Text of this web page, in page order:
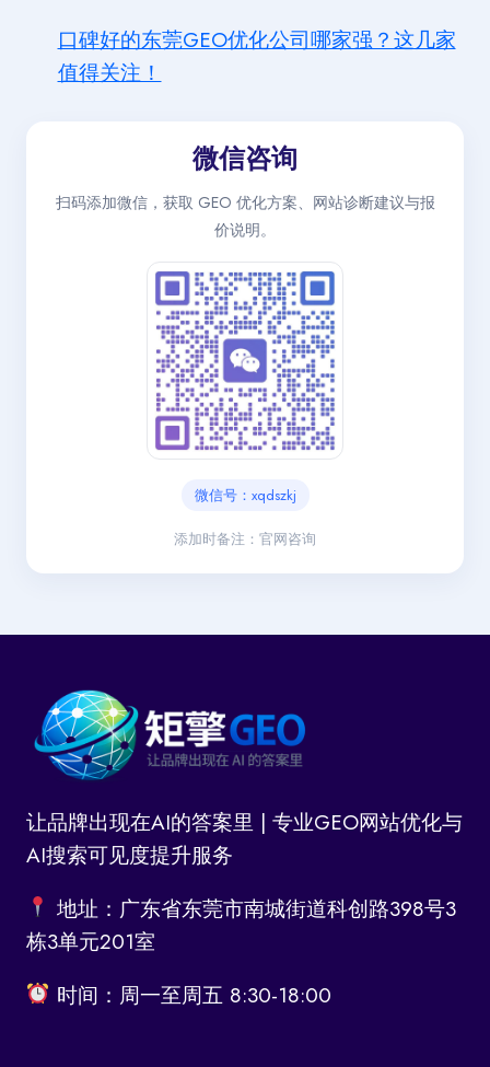
口碑好的东莞GEO优化公司哪家强？这几家
值得关注！
微信咨询
扫码添加微信，获取 GEO 优化方案、网站诊断建议与报
价说明。
微信号：xqdszkj
添加时备注：官网咨询
让品牌出现在AI的答案里 | 专业GEO网站优化与
AI搜索可见度提升服务
地址：广东省东莞市南城街道科创路398号3
栋3单元201室
时间：周一至周五 8:30-18:00